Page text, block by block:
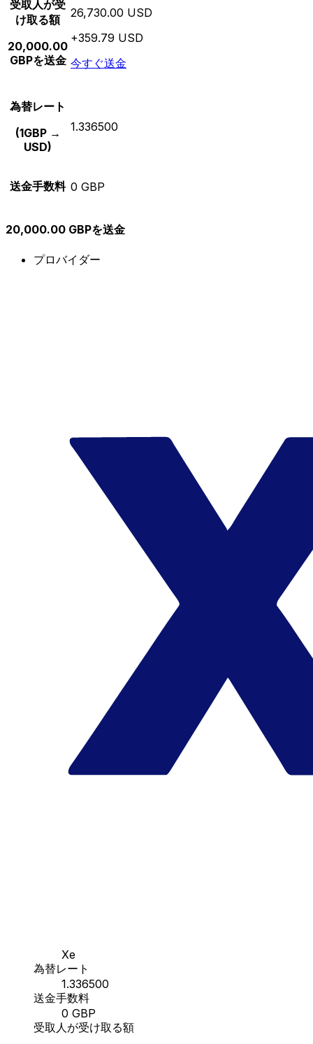
受取人が受
け取る額
20,000.00
GBPを送金
26,730.00 USD
+359.79 USD
今すぐ送金
為替レート
(1GBP →
USD)
1.336500
送金手数料 0 GBP
20,000.00 GBPを送金
プロバイダー
Xe
為替レート
1.336500
送金手数料
0 GBP
受取人が受け取る額